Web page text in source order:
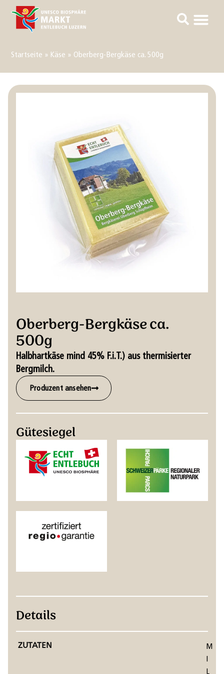
Startseite » Käse » Oberberg-Bergkäse ca. 500g
Oberberg-Bergkäse ca.
500g
Halbhartkäse mind 45% F.i.T.) aus thermisierter
Bergmilch.
Produzent ansehen
Gütesiegel
Details
ZUTATEN
M
I
L